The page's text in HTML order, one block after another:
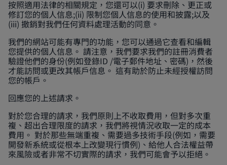
按照適用法律的相關規定，您還可以(i) 要求刪除、更正或
修訂您的個人信息;(ii) 限制您個人信息的使用和披露;以及
(iii) 撤銷對我們任何資料處理活動的同意。
我們的網站可能有專門的功能，您可以通過它查看和編輯
您提供的個人信息。 請注意，我們要求我們的註冊消費者
驗證他們的身份(例如登錄ID /電子郵件地址、密碼)，然後
才能訪問或更改其帳戶信息。 這有助於防止未經授權訪問
您的帳戶。
回應您的上述請求。
對於您合理的請求，我們原則上不收取費用，但對多次重
複、超出合理限度的請求，我們將視情況收取一定的成本
費用。 對於那些無端重複、需要過多技術手段(例如，需要
開發新系統或從根本上改變現行慣例)、給他人合法權益帶
來風險或者非常不切實際的請求，我們可能會予以拒絕。